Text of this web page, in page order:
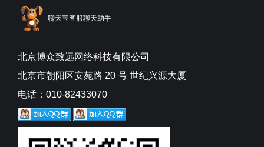
聊天宝客服聊天助手
北京博众致远网络科技有限公司
北京市朝阳区安苑路 20 号 世纪兴源大厦
电话：010-82433070